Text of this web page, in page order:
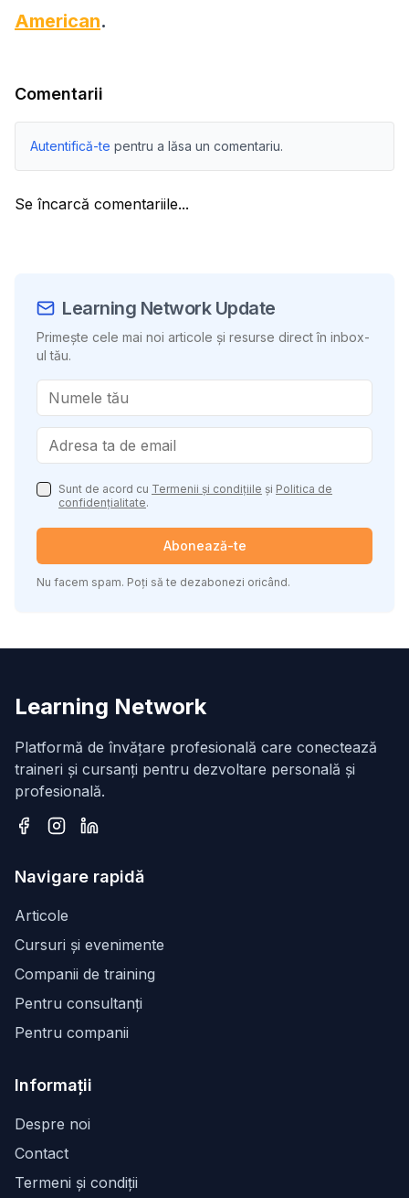
American.
Comentarii
Autentifică-te pentru a lăsa un comentariu.
Se încarcă comentariile...
Learning Network Update
Primește cele mai noi articole și resurse direct în inbox-
ul tău.
Sunt de acord cu Termenii și condițiile și Politica de
confidențialitate.
Abonează-te
Nu facem spam. Poți să te dezabonezi oricând.
Learning Network
Platformă de învățare profesională care conectează
traineri și cursanți pentru dezvoltare personală și
profesională.
Navigare rapidă
Articole
Cursuri și evenimente
Companii de training
Pentru consultanți
Pentru companii
Informații
Despre noi
Contact
Termeni și condiții